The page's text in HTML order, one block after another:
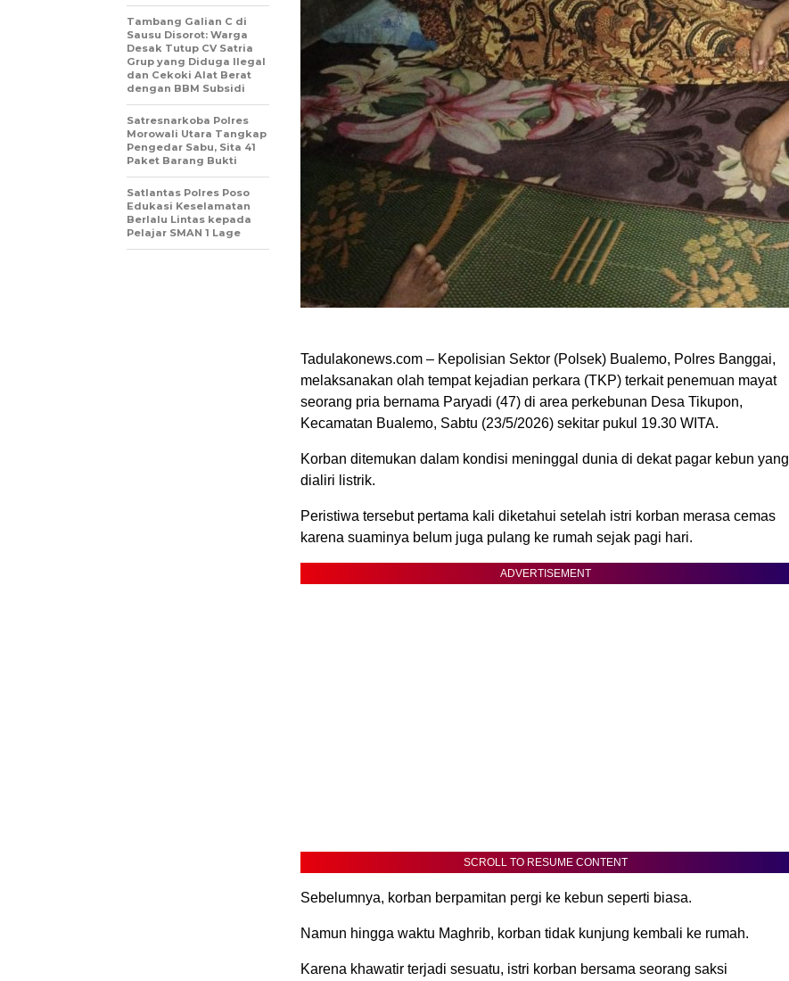
Tadulakonews.com – Kepolisian Sektor (Polsek) Bualemo, Polres Banggai,
melaksanakan olah tempat kejadian perkara (TKP) terkait penemuan mayat
seorang pria bernama Paryadi (47) di area perkebunan Desa Tikupon,
Kecamatan Bualemo, Sabtu (23/5/2026) sekitar pukul 19.30 WITA.
Korban ditemukan dalam kondisi meninggal dunia di dekat pagar kebun yang
dialiri listrik.
Peristiwa tersebut pertama kali diketahui setelah istri korban merasa cemas
karena suaminya belum juga pulang ke rumah sejak pagi hari.
ADVERTISEMENT
SCROLL TO RESUME CONTENT
Sebelumnya, korban berpamitan pergi ke kebun seperti biasa.
Namun hingga waktu Maghrib, korban tidak kunjung kembali ke rumah.
Karena khawatir terjadi sesuatu, istri korban bersama seorang saksi
Tambang Galian C di
Sausu Disorot: Warga
Desak Tutup CV Satria
Grup yang Diduga Ilegal
dan Cekoki Alat Berat
dengan BBM Subsidi
Satresnarkoba Polres
Morowali Utara Tangkap
Pengedar Sabu, Sita 41
Paket Barang Bukti
Satlantas Polres Poso
Edukasi Keselamatan
Berlalu Lintas kepada
Pelajar SMAN 1 Lage